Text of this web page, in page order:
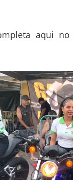
aqui